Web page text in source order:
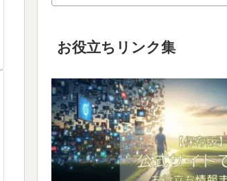
お役立ちリンク集